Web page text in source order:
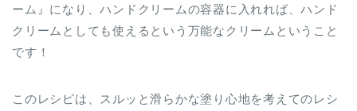
ーム』になり、ハンドクリームの容器に入れれば、ハンド
クリームとしても使えるという万能なクリームということ
です！
このレシピは、スルッと滑らかな塗り心地を考えてのレシ